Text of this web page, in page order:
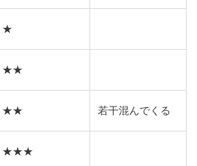
★
★★
★★ 若干混んでくる
★★★